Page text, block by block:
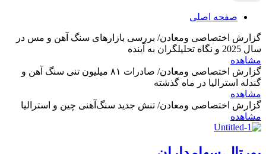
صفحه اصلی
گزارش اختصاصی ومعادن/ بررسی بازارهای سنگ آهن و مس در
سال 2025 و نگاه تحلیلگران به آینده
مشاهده
گزارش اختصاصی ومعادن/ صادرات ۸۱ میلیون تنی سنگ آهن و
گندله استرالیا در ماه گذشته
مشاهده
گزارش اختصاصی ومعادن/ تنش جدید سنگ‌آهنی چین و استرالیا
مشاهده